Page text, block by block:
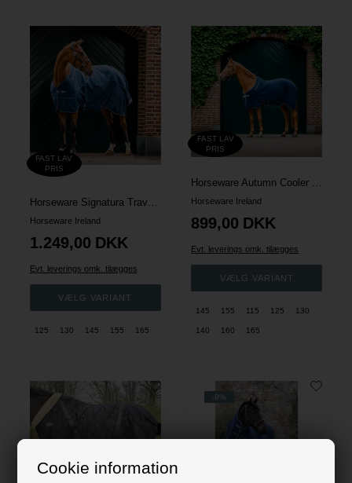
Cookie information
FAST LAV
PRIS
Horseware Ireland
1.249,00 DKK
Evt. leverings omk. tilægges
125 130 145 155 165
FAST LAV
PRIS
Horseware Ireland
899,00 DKK
Evt. leverings omk. tilægges
145 155 115 125 130
140 160 165
-9%